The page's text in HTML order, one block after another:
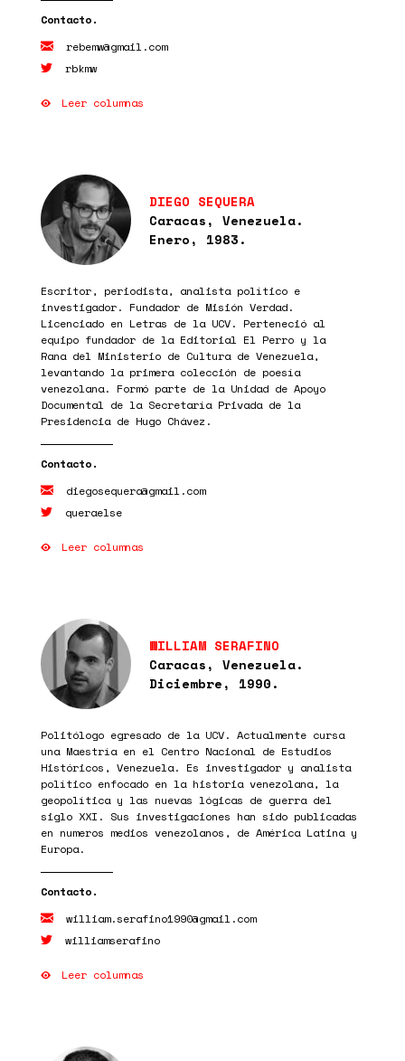
rebemw@gmail.com
rbkmw
Leer columnas
DIEGO SEQUERA
Caracas, Venezuela.
Enero, 1983.
Escritor, periodista, analista político e
investigador. Fundador de Misión Verdad.
Licenciado en Letras de la UCV. Perteneció al
equipo fundador de la Editorial El Perro y la
Rana del Ministerio de Cultura de Venezuela,
levantando la primera colección de poesía
venezolana. Formó parte de la Unidad de Apoyo
Documental de la Secretaría Privada de la
Presidencia de Hugo Chávez.
diegosequera@gmail.com
queraelse
Leer columnas
WILLIAM SERAFINO
Caracas, Venezuela.
Diciembre, 1990.
Politólogo egresado de la UCV. Actualmente cursa
una Maestría en el Centro Nacional de Estudios
Históricos, Venezuela. Es investigador y analista
político enfocado en la historia venezolana, la
geopolítica y las nuevas lógicas de guerra del
siglo XXI. Sus investigaciones han sido publicadas
en numeros medios venezolanos, de América Latina y
Europa.
william.serafino1990@gmail.com
williamserafino
Leer columnas